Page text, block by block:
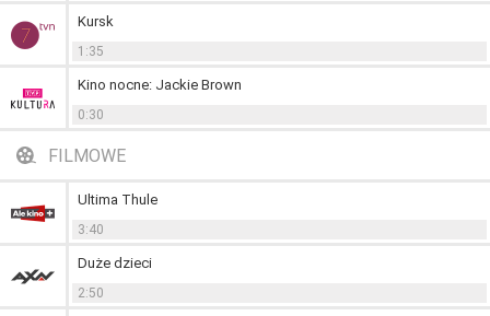
Kursk
1:35
Kino nocne: Jackie Brown
0:30
FILMOWE
Ultima Thule
3:40
Duże dzieci
2:50